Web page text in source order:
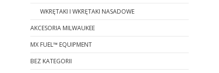
WKRĘTAKI I WKRĘTAKI NASADOWE
AKCESORIA MILWAUKEE
MX FUEL™ EQUIPMENT
BEZ KATEGORII